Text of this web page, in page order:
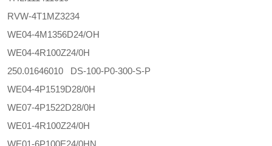
RVW-4T1MZ3234
WE04-4M1356D24/OH
WE04-4R100Z24/0H
250.01646010 DS-100-P0-300-S-P
WE04-4P1519D28/0H
WE07-4P1522D28/0H
WE01-4R100Z24/0H
WE01-6P100E24/0HN